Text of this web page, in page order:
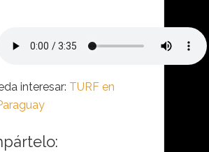
interesar: TURF en